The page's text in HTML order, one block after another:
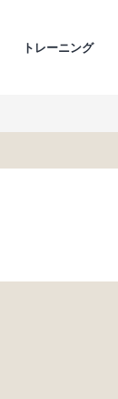
トレーニング